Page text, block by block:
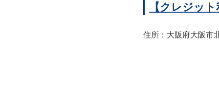
【クレジッ
住所：大阪府大阪市